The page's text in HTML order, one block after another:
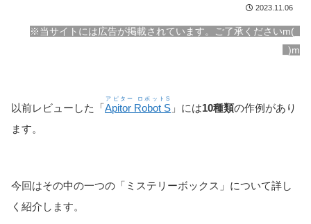
2023.11.06
※当サイトには広告が掲載されています。ご了承くださいm(_
_)m
以前レビューした「Apitor Robot S
アピター ロボットS
」には10種類の作例があり
ます。
今回はその中の一つの「ミステリーボックス」について詳し
く紹介します。